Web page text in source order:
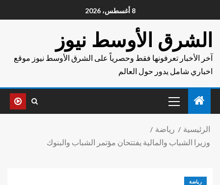
8 أغسطس، 2026
الشرق الأوسط نيوز
آخر الأخبار تعرفونها فقط وحصرياً على الشرق الأوسط نيوز موقع
اخباري شامل يدور حول العالم
الرئيسية
رياضة
وزيرا الشباب والمالية يفتتحان مؤتمر الشباب والبنوك
رياضة